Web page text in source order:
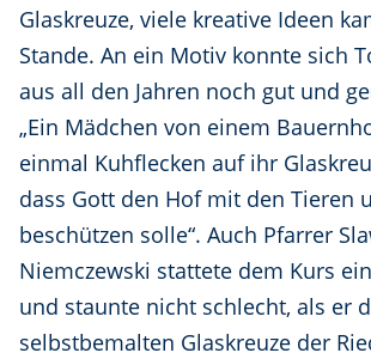
Glaskreuze, viele kreative Ideen
Stande. An ein Motiv konnte sich
aus all den Jahren noch gut und
„Ein Mädchen von einem
einmal Kuhflecken auf ihr
dass Gott den Hof mit den Tieren
beschützen solle“. Auch Pfarrer
Niemczewski stattete dem Kurs
und staunte nicht schlecht, als er
selbstbemalten Glaskreuze der